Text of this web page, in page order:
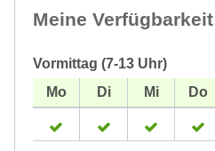
Meine Verfügbarkeit
Vormittag (7-13 Uhr)